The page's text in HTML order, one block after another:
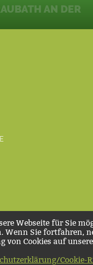
AN DER
Webseite für Sie
Wenn Sie fortfahren,
von Cookies auf
Cookie-